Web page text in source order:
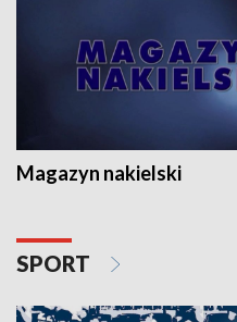
Magazyn nakielski
SPORT